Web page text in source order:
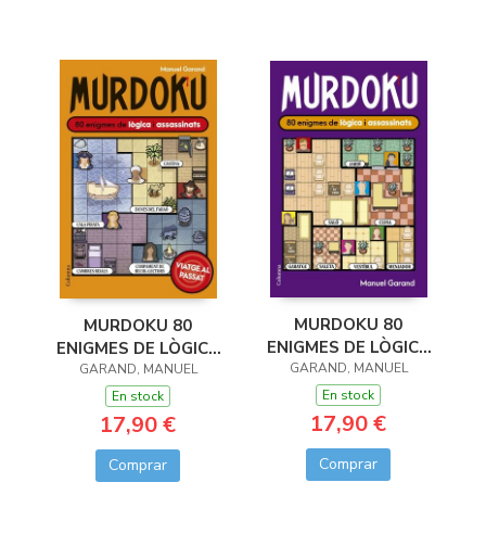
MURDOKU 80
ENIGMES DE LÒGICA
I ASSASSINATS
GARAND, MANUEL
En stock
17,90 €
Comprar
MURDOKU 80
ENIGMES DE LÒGICA
I ASSASINATS
GARAND, MANUEL
En stock
17,90 €
Comprar